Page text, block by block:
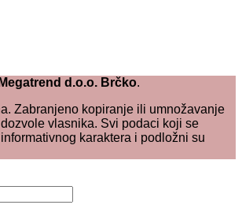
Megatrend d.o.o. Brčko.
Zabranjeno kopiranje ili umnožavanje
vlasnika. Svi podaci koji se
karaktera i podložni su